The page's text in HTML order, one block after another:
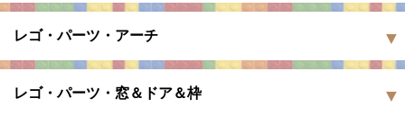
レゴ・パーツ・アーチ
レゴ・パーツ・窓＆ドア＆枠